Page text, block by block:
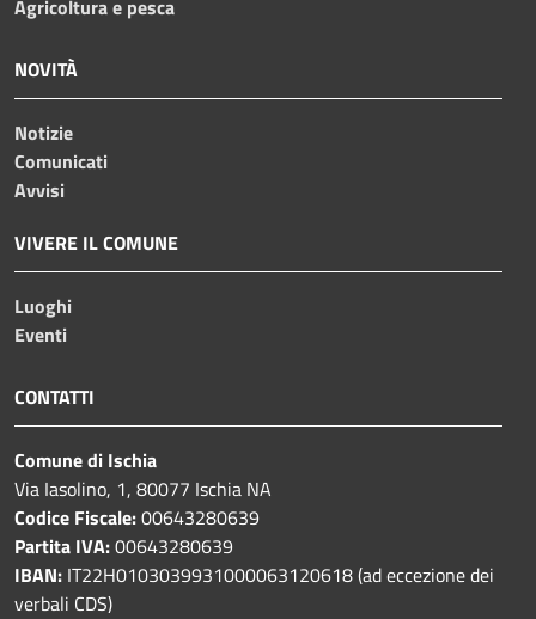
Agricoltura e pesca
NOVITÀ
Notizie
Comunicati
Avvisi
VIVERE IL COMUNE
Luoghi
Eventi
CONTATTI
Comune di Ischia
Via Iasolino, 1, 80077 Ischia NA
Codice Fiscale:00643280639
Partita IVA:00643280639
IBAN: IT22H0103039931000063120618 (ad eccezione dei
verbali CDS)